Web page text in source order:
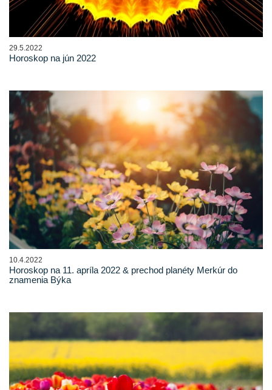
29.5.2022
Horoskop na jún 2022
10.4.2022
Horoskop na 11. apríla 2022 & prechod planéty Merkúr do
znamenia Býka